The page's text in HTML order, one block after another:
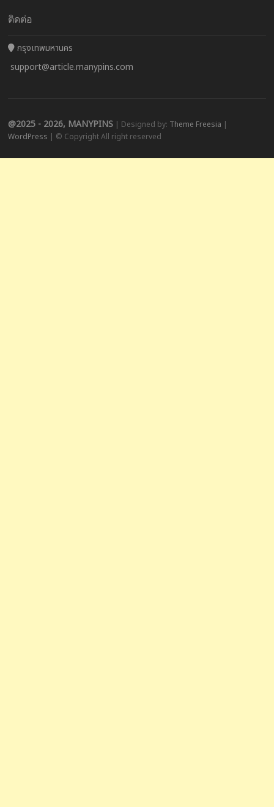
ติดต่อ
กรุงเทพมหานคร
support@article.manypins.com
@2025 - 2026, MANYPINS | Designed by: Theme Freesia |
WordPress | © Copyright All right reserved